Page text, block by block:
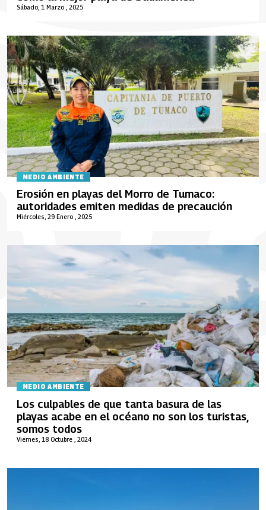
Sábado, 1 Marzo , 2025
MEDIO AMBIENTE
Miércoles, 29 Enero , 2025
Erosión en playas del Morro de Tumaco:
autoridades emiten medidas de precaución
MEDIO AMBIENTE
Viernes, 18 Octubre , 2024
Los culpables de que tanta basura de las
playas acabe en el océano no son los turistas,
somos todos